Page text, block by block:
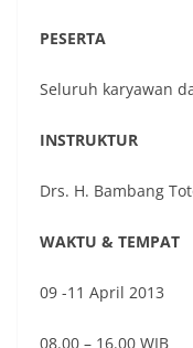
PESERTA
Seluruh karyawan
INSTRUKTUR
Drs. H. Bambang
WAKTU & TEMPAT
09 -11 April 2013
08.00 – 16.00 WIB